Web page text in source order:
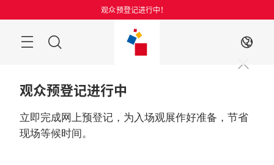
过
观众预登记进行中！
ZH
观众预登记进行中
立即完成网上预登记，为入场观展作好准备，节省
现场等候时间。